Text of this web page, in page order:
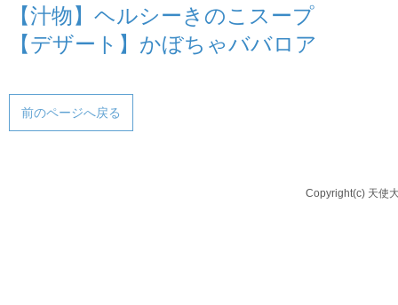
【汁物】ヘルシーきのこスープ
【デザート】かぼちゃババロア
前のページへ戻る
Copyright(c) 天使